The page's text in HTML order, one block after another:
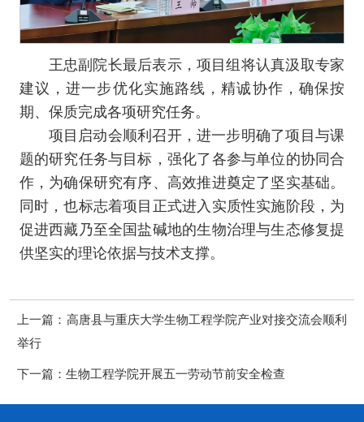
王忠副院长最后表示，项目组将认真汲取专家
建议，进一步优化实施路线，精诚协作，确保按
期、保质完成各项研究任务。
项目启动会顺利召开，进一步明确了项目与课
题的研究任务与目标，强化了各参与单位的协同合
作，为确保研究有序、高效推进奠定了坚实基础。
同时，也标志着项目正式进入实质性实施阶段，为
促进西藏乃至全国盐碱地的生物治理与生态修复提
供坚实的理论依据与技术支撑。
上一篇： 高唐县与重庆大学生物工程学院产业对接交流会顺利
举行
下一篇：生物工程学院开展五一劳动节前安全检查